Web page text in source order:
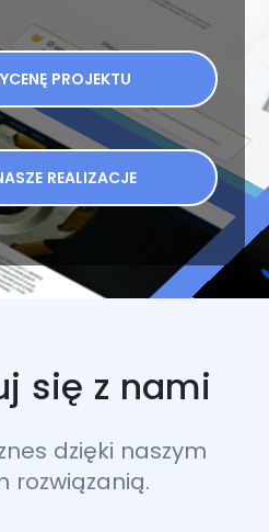
PROJEKTU
REALIZACJE
się z nami
dzięki naszym
rozwiązanią.